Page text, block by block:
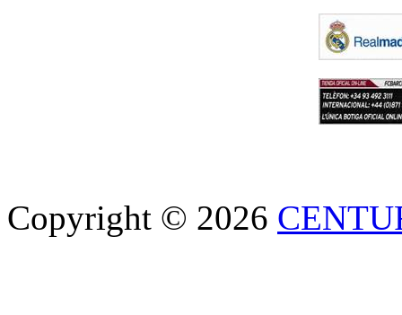
Copyright © 2026